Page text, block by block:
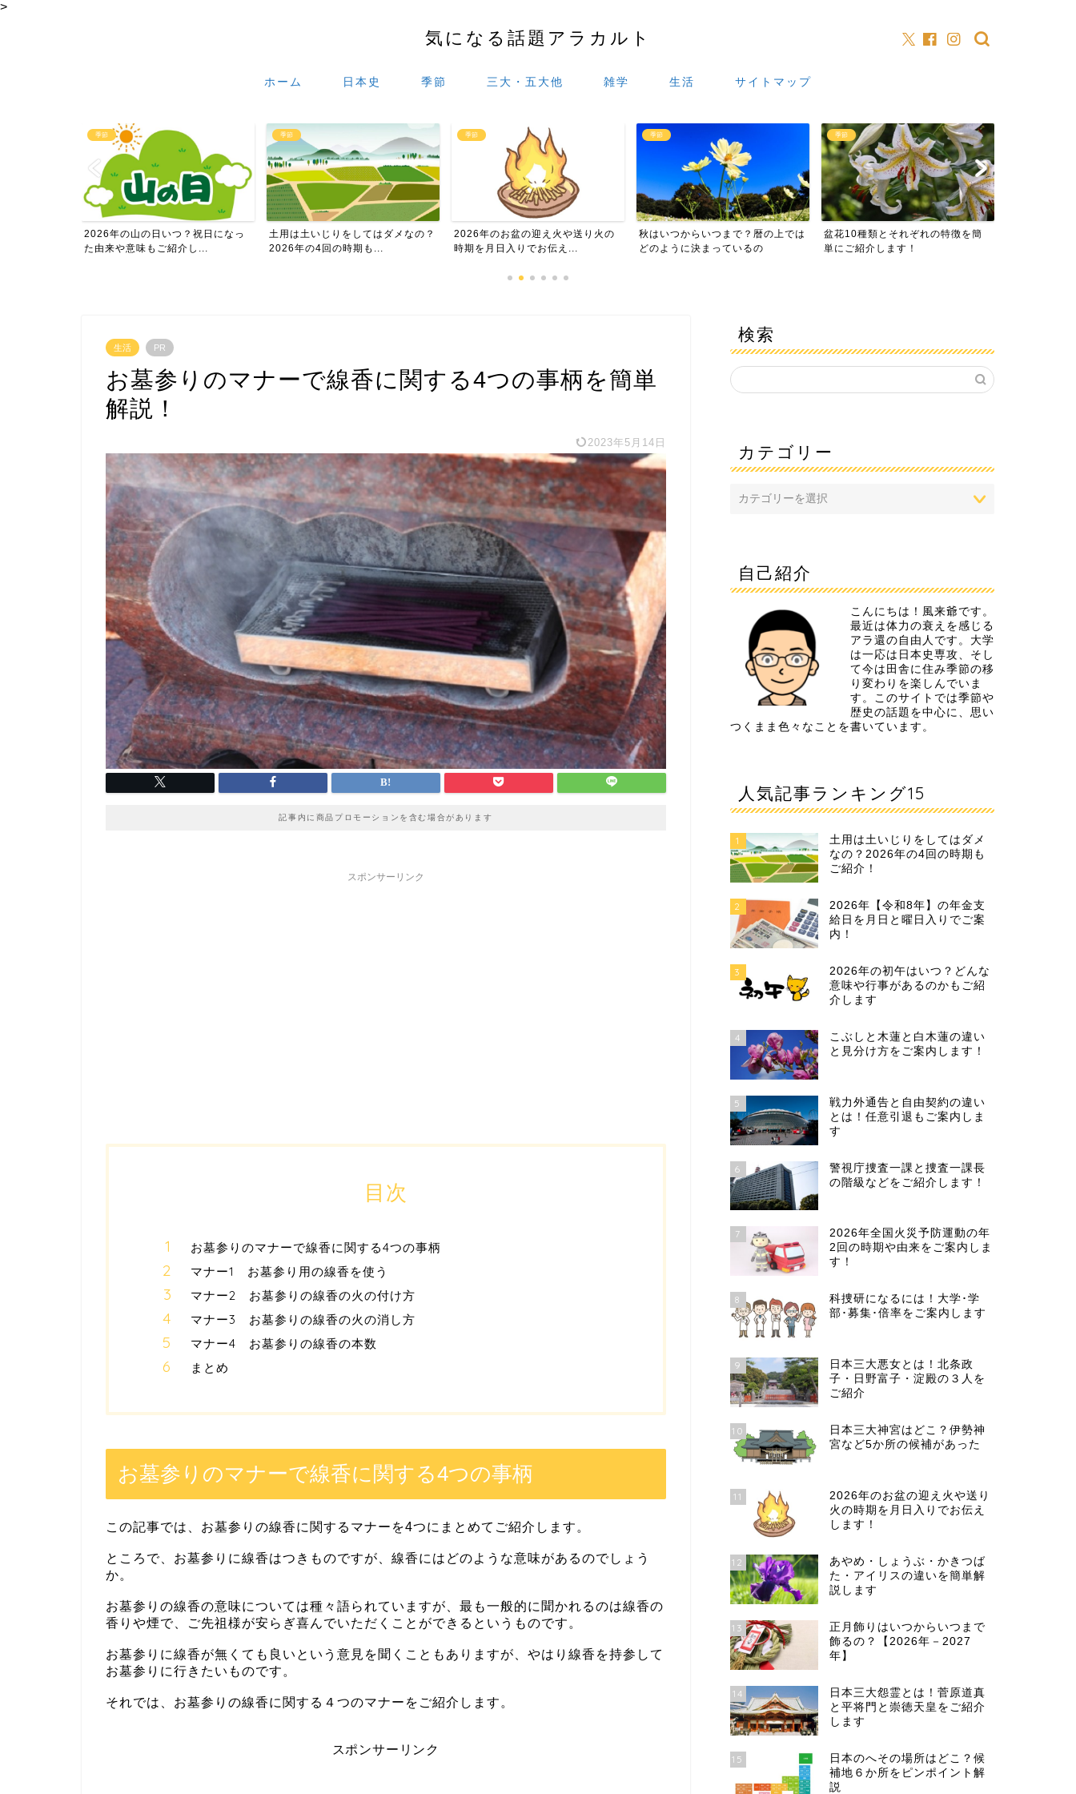
>
気になる話題アラカルト
ホーム 日本史 季節 三大・五大他 雑学 生活 サイトマップ
季節
土用は土いじりをしてはダメなの？
2026年の4回の時期も...
季節
2026年のお盆の迎え火や送り火の
時期を月日入りでお伝え...
季節
秋はいつからいつまで？暦の上では
どのように決まっているの
季節
盆花10種類とそれぞれの特徴を簡
単にご紹介します！
夏の花
ひまわりの花が咲かない4つの理由
を簡単にお伝えします
生活 PR
お墓参りのマナーで線香に関する4つの事柄を簡単
解説！
2023年5月14日
記事内に商品プロモーションを含む場合があります
スポンサーリンク
目次
お墓参りのマナーで線香に関する4つの事柄
マナー1 お墓参り用の線香を使う
マナー2 お墓参りの線香の火の付け方
マナー3 お墓参りの線香の火の消し方
マナー4 お墓参りの線香の本数
まとめ
お墓参りのマナーで線香に関する4つの事柄
この記事では、お墓参りの線香に関するマナーを4つにまとめてご紹介します。
ところで、お墓参りに線香はつきものですが、線香にはどのような意味があるのでしょう
か。
お墓参りの線香の意味については種々語られていますが、最も一般的に聞かれるのは線香の
香りや煙で、ご先祖様が安らぎ喜んでいただくことができるというものです。
お墓参りに線香が無くても良いという意見を聞くこともありますが、やはり線香を持参して
お墓参りに行きたいものです。
それでは、お墓参りの線香に関する４つのマナーをご紹介します。
スポンサーリンク
検索
カテゴリー
自己紹介
こんにちは！風来爺です。
最近は体力の衰えを感じる
アラ還の自由人です。大学
は一応は日本史専攻、そし
て今は田舎に住み季節の移
り変わりを楽しんでいま
す。このサイトでは季節や
歴史の話題を中心に、思い
つくまま色々なことを書いています。
人気記事ランキング15
1
土用は土いじりをしてはダメ
なの？2026年の4回の時期も
ご紹介！
2
2026年【令和8年】の年金支
給日を月日と曜日入りでご案
内！
3
2026年の初午はいつ？どんな
意味や行事があるのかもご紹
介します
4
こぶしと木蓮と白木蓮の違い
と見分け方をご案内します！
5
戦力外通告と自由契約の違い
とは！任意引退もご案内しま
す
6
警視庁捜査一課と捜査一課長
の階級などをご紹介します！
7
2026年全国火災予防運動の年
2回の時期や由来をご案内しま
す！
8
科捜研になるには！大学･学
部･募集･倍率をご案内します
9
日本三大悪女とは！北条政
子・日野富子・淀殿の３人を
ご紹介
10
日本三大神宮はどこ？伊勢神
宮など5か所の候補があった
11
2026年のお盆の迎え火や送り
火の時期を月日入りでお伝え
します！
12
あやめ・しょうぶ・かきつば
た・アイリスの違いを簡単解
説します
13
正月飾りはいつからいつまで
飾るの？【2026年－2027
年】
14
日本三大怨霊とは！菅原道真
と平将門と崇徳天皇をご紹介
します
15
日本のへその場所はどこ？候
補地６か所をピンポイント解
説